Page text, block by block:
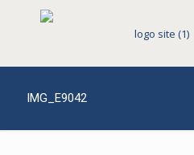
IMG_E9042